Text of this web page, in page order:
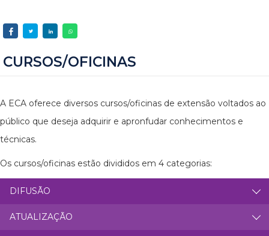
CURSOS/OFICINAS
A ECA oferece diversos cursos/oficinas de extensão voltados ao
público que deseja adquirir e apronfudar conhecimentos e
técnicas.
Os cursos/oficinas estão divididos em 4 categorias:
DIFUSÃO
ATUALIZAÇÃO